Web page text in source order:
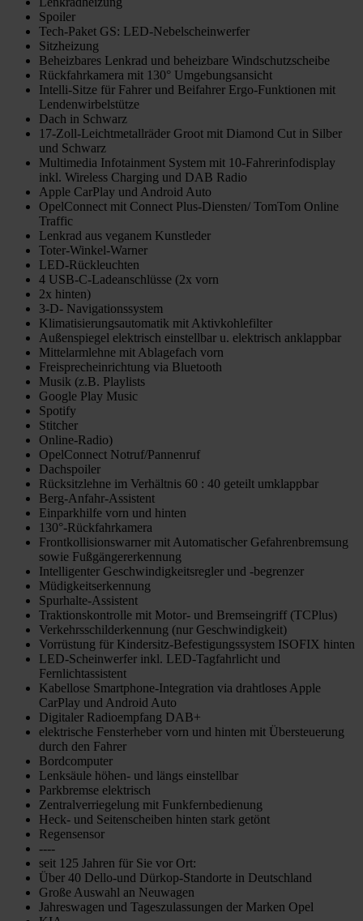
Spoiler
Tech-Paket GS: LED-Nebelscheinwerfer
Sitzheizung
Beheizbares Lenkrad und beheizbare Windschutzscheibe
Rückfahrkamera mit 130° Umgebungsansicht
Intelli-Sitze für Fahrer und Beifahrer Ergo-Funktionen mit
Lendenwirbelstütze
Dach in Schwarz
17-Zoll-Leichtmetallräder Groot mit Diamond Cut in Silber
und Schwarz
Multimedia Infotainment System mit 10-Fahrerinfodisplay
inkl. Wireless Charging und DAB Radio
Apple CarPlay und Android Auto
OpelConnect mit Connect Plus-Diensten/ TomTom Online
Traffic
Lenkrad aus veganem Kunstleder
Toter-Winkel-Warner
LED-Rückleuchten
4 USB-C-Ladeanschlüsse (2x vorn
2x hinten)
3-D- Navigationssystem
Klimatisierungsautomatik mit Aktivkohlefilter
Außenspiegel elektrisch einstellbar u. elektrisch anklappbar
Mittelarmlehne mit Ablagefach vorn
Freisprecheinrichtung via Bluetooth
Musik (z.B. Playlists
Google Play Music
Spotify
Stitcher
Online-Radio)
OpelConnect Notruf/Pannenruf
Dachspoiler
Rücksitzlehne im Verhältnis 60 : 40 geteilt umklappbar
Berg-Anfahr-Assistent
Einparkhilfe vorn und hinten
130°-Rückfahrkamera
Frontkollisionswarner mit Automatischer Gefahrenbremsung
sowie Fußgängererkennung
Intelligenter Geschwindigkeitsregler und -begrenzer
Müdigkeitserkennung
Spurhalte-Assistent
Traktionskontrolle mit Motor- und Bremseingriff (TCPlus)
Verkehrsschilderkennung (nur Geschwindigkeit)
Vorrüstung für Kindersitz-Befestigungssystem ISOFIX hinten
LED-Scheinwerfer inkl. LED-Tagfahrlicht und
Fernlichtassistent
Kabellose Smartphone-Integration via drahtloses Apple
CarPlay und Android Auto
Digitaler Radioempfang DAB+
elektrische Fensterheber vorn und hinten mit Übersteuerung
durch den Fahrer
Bordcomputer
Lenksäule höhen- und längs einstellbar
Parkbremse elektrisch
Zentralverriegelung mit Funkfernbedienung
Heck- und Seitenscheiben hinten stark getönt
Regensensor
----
seit 125 Jahren für Sie vor Ort:
Über 40 Dello-und Dürkop-Standorte in Deutschland
Große Auswahl an Neuwagen
Jahreswagen und Tageszulassungen der Marken Opel